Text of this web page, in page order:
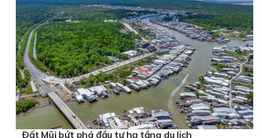
Ðất Mũi bứt phá đầu tư hạ tầng du lịch